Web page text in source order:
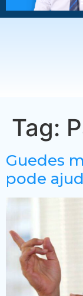
Tag:
Guedes
pode